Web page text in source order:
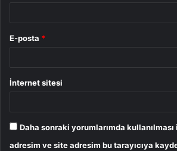
E-posta *
İnternet sitesi
Daha sonraki yorumlarımda
adresim ve site adresim bu tarayıcıya